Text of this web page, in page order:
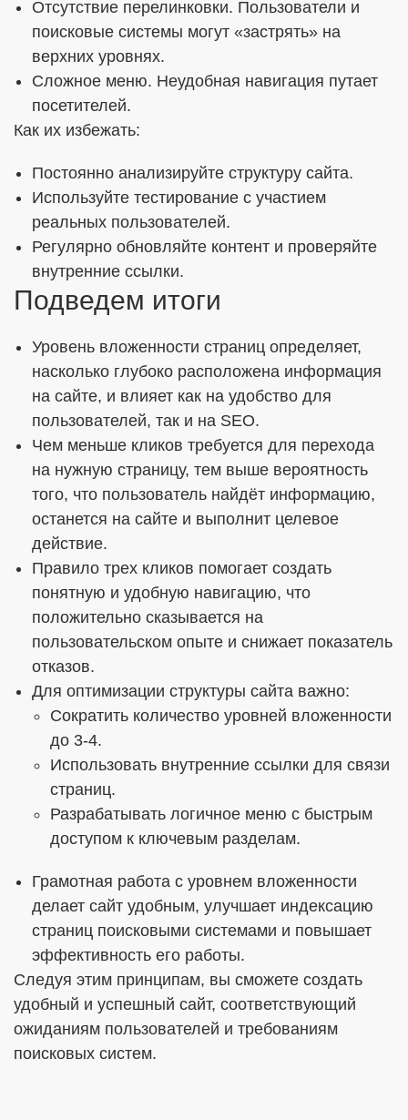
Отсутствие перелинковки. Пользователи и
поисковые системы могут «застрять» на
верхних уровнях.
Сложное меню. Неудобная навигация путает
посетителей.
Как их избежать:
Постоянно анализируйте структуру сайта.
Используйте тестирование с участием
реальных пользователей.
Регулярно обновляйте контент и проверяйте
внутренние ссылки.
Подведем итоги
Уровень вложенности страниц определяет,
насколько глубоко расположена информация
на сайте, и влияет как на удобство для
пользователей, так и на SEO.
Чем меньше кликов требуется для перехода
на нужную страницу, тем выше вероятность
того, что пользователь найдёт информацию,
останется на сайте и выполнит целевое
действие.
Правило трех кликов помогает создать
понятную и удобную навигацию, что
положительно сказывается на
пользовательском опыте и снижает показатель
отказов.
Для оптимизации структуры сайта важно:
Сократить количество уровней вложенности
до 3-4.
Использовать внутренние ссылки для связи
страниц.
Разрабатывать логичное меню с быстрым
доступом к ключевым разделам.
Грамотная работа с уровнем вложенности
делает сайт удобным, улучшает индексацию
страниц поисковыми системами и повышает
эффективность его работы.
Следуя этим принципам, вы сможете создать
удобный и успешный сайт, соответствующий
ожиданиям пользователей и требованиям
поисковых систем.